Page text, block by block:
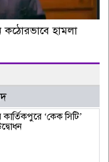
কঠোরভাবে হামলা
‘কেক সিটি’